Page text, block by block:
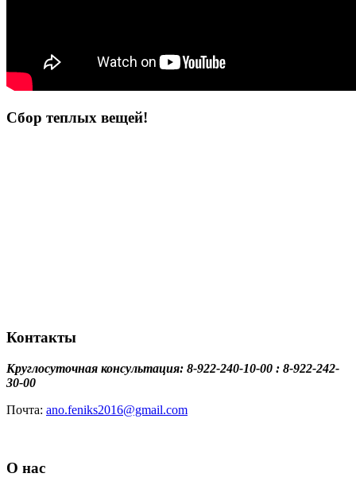
Сбор теплых вещей!
Контакты
Круглосуточная консультация: 8-922-240-10-00 : 8-922-242-
30-00
Почта: ano.feniks2016@gmail.com
О нас